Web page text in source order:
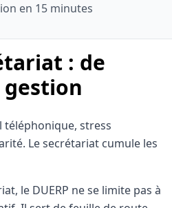
en 15 minutes
: de
gestion
téléphonique, stress
Le secrétariat cumule les
le DUERP ne se limite pas à